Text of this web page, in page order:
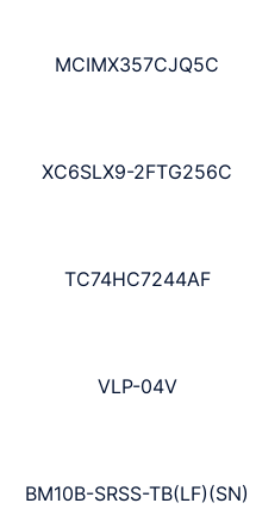
MCIMX357CJQ5C
XC6SLX9-2FTG256C
TC74HC7244AF
VLP-04V
BM10B-SRSS-TB(LF)(SN)